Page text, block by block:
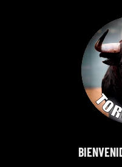
7 de agosto de